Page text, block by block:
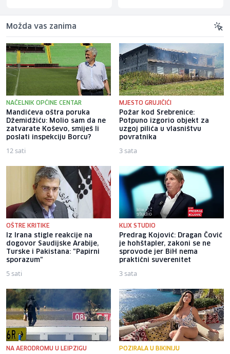
Možda vas zanima
NAČELNIK OPĆINE CENTAR
Mandićeva oštra poruka
Džemidžiću: Molio sam da ne
zatvarate Koševo, smiješ li
poslati inspekciju Borcu?
12 sati
MJESTO GRUJIČIĆI
Požar kod Srebrenice:
Potpuno izgorio objekt za
uzgoj pilića u vlasništvu
povratnika
3 sata
OŠTRE KRITIKE
Iz Irana stigle reakcije na
dogovor Saudijske Arabije,
Turske i Pakistana: "Papirni
sporazum"
5 sati
KLIX STUDIO
Predrag Kojović: Dragan Čović
je hohštapler, zakoni se ne
sprovode jer BiH nema
praktični suverenitet
3 sata
NA AERODROMU U LEIPZIGU POZIRALA U BIKINIJU